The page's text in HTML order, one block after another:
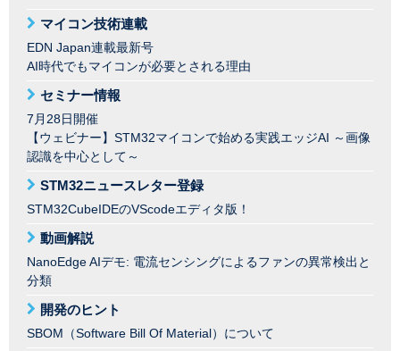
マイコン技術連載
EDN Japan連載最新号
AI時代でもマイコンが必要とされる理由
セミナー情報
7月28日開催
【ウェビナー】STM32マイコンで始める実践エッジAI ～画像
認識を中心として～
STM32ニュースレター登録
STM32CubeIDEのVScodeエディタ版！
動画解説
NanoEdge AIデモ: 電流センシングによるファンの異常検出と
分類
開発のヒント
SBOM（Software Bill Of Material）について